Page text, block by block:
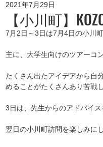
【小川町】
2021年7月29日
7月2日～3日は7月4日の小川
主に、大学生向けのツアーコ
たくさん出たアイデアから自
めることがたくさんあり苦戦
3日は、先生からのアドバイ
翌日の小川町訪問を楽しみに